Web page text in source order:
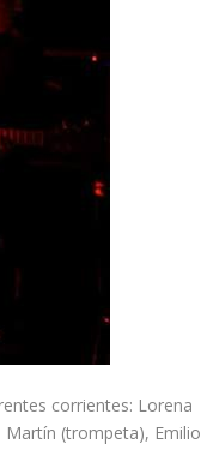
corrientes: Lorena
Martín (trompeta), Emilio